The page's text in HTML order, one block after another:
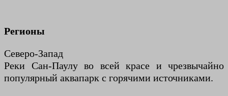
Регионы
Северо-Запад
Реки Сан-Паулу во всей красе и чрезвычайно
популярный аквапарк с горячими источниками.